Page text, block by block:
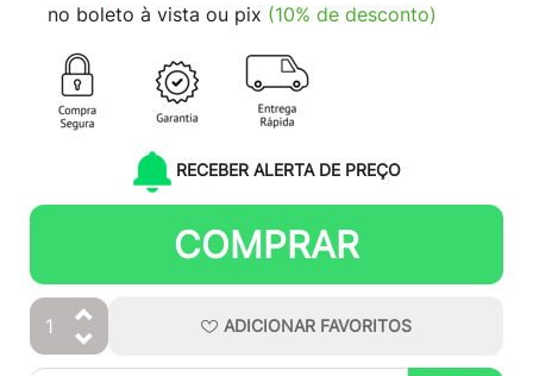
no boleto à vista ou pix (10% de desconto)
RECEBER ALERTA DE PREÇO
COMPRAR
ADICIONAR FAVORITOS